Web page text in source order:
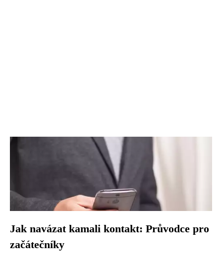
Jak navázat kamali kontakt: Průvodce pro
začátečníky